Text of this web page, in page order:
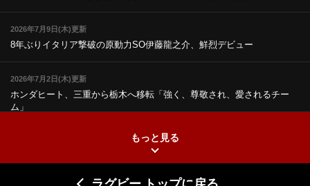
2026年7月9日(木)更新
8年ぶりイタリア撃破の原動力SO伊藤龍之介、鮮烈デビュー
2026年7月2日(木)更新
ホンダヒート、三重から栃木へ移転「強く、尊敬され、愛されるチー
ム」
もっと見る